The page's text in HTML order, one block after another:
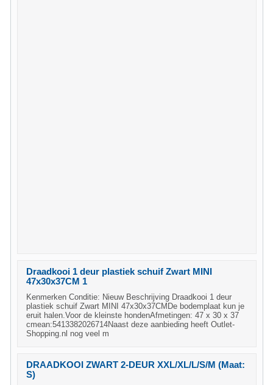
Draadkooi 1 deur plastiek schuif Zwart MINI
47x30x37CM 1
Kenmerken Conditie: Nieuw Beschrijving Draadkooi 1 deur
plastiek schuif Zwart MINI 47x30x37CMDe bodemplaat kun je
eruit halen.Voor de kleinste hondenAfmetingen: 47 x 30 x 37
cmean:5413382026714Naast deze aanbieding heeft Outlet-
Shopping.nl nog veel m
DRAADKOOI ZWART 2-DEUR XXL/XL/L/S/M (Maat:
S)